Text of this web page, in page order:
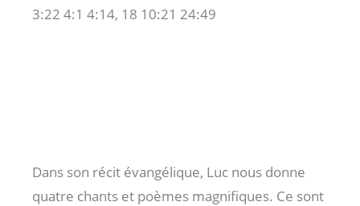
3:22 4:1 4:14, 18 10:21 24:49
Dans son récit évangélique, Luc nous donne
quatre chants et poèmes magnifiques. Ce sont